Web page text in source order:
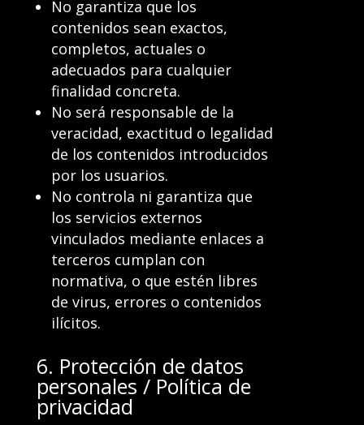
No garantiza que los
contenidos sean exactos,
completos, actuales o
adecuados para cualquier
finalidad concreta.
No será responsable de la
veracidad, exactitud o legalidad
de los contenidos introducidos
por los usuarios.
No controla ni garantiza que
los servicios externos
vinculados mediante enlaces a
terceros cumplan con
normativa, o que estén libres
de virus, errores o contenidos
ilícitos.
6. Protección de datos
personales / Política de
privacidad